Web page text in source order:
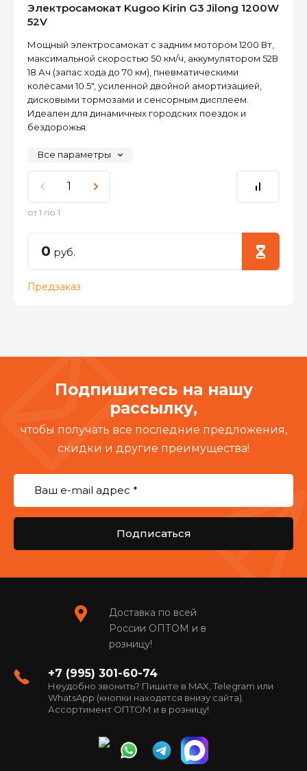
Электросамокат Kugoo Kirin G3 Jilong 1200W
52V
Мощный электросамокат с задним мотором 1200 Вт,
максимальной скоростью 50 км/ч, аккумулятором 52В
18 Ач (запас хода до 70 км), пневматическими
колёсами 10.5″, усиленной двойной амортизацией,
дисковыми тормозами и сенсорным дисплеем.
Идеален для динамичных городских поездок и
бездорожья.
Все параметры
от 1 по 1
0 руб.
Предзаказ
Подпишитесь на нашу
рассылку,
чтобы получать все последние предложения,
скидки и другие преимущества!
Подписаться
Доставка по всей
России ОПТОМ и в
розницу!
+7 (995) 301-60-74
Неудобно звонить? Пишите в MAX, Telegram или
WhatsApp (кнопки находятся внизу сайта).
Ассортимент ОПТОМ и в розницу!